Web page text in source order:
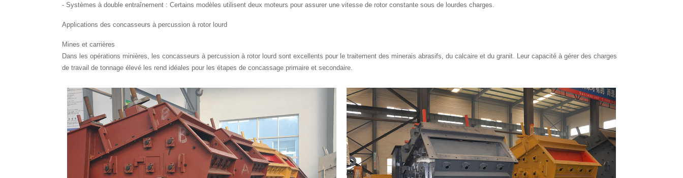
- Systèmes à double entraînement : Certains modèles utilisent deux moteurs pour assurer une vitesse de rotor constante sous de lourdes charges.
Applications des concasseurs à percussion à rotor lourd
Mines et carrières
Dans les opérations minières, les concasseurs à percussion à rotor lourd sont excellents pour le traitement des minerais abrasifs, du calcaire et du granit. Leur capacité à gérer des charges
de travail de tonnage élevé les rend idéales pour les étapes de concassage primaire et secondaire.